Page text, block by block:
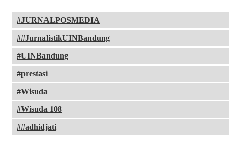
JURNALPOSMEDIA
#JurnalistikUINBandung
UINBandung
prestasi
Wisuda
Wisuda 108
#adhidjati